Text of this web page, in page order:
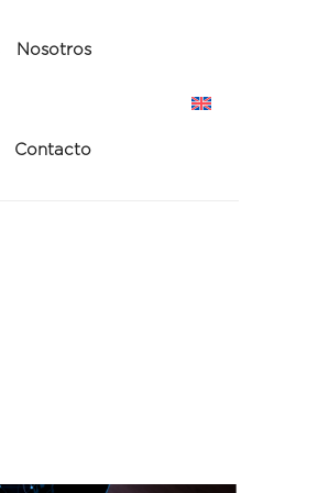
Nosotros
Contacto